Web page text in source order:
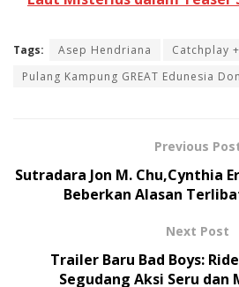
Tags: Asep Hendriana Catchplay +
Pulang Kampung GREAT Edunesia
Previous
Sutradara Jon M. Chu,Cynthia
Beberkan Alasan
Next Post
Trailer Baru Bad Boys:
Segudang Aksi Seru dan